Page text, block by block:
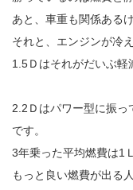
あと、車重も関係ある
それと、エンジンが冷
1.5Ｄはそれがだいぶ軽
2.2Ｄはパワー型に振っ
です。
3年乗った平均燃費は1
もっと良い燃費が出る